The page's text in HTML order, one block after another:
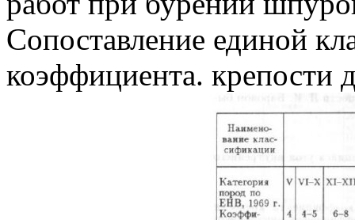
Сопоставление единой
коэффициента. крепости